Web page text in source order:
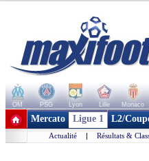
OM PSG Lyon Lille Monaco
+ de clubs
Mercato Ligue 1 L2/
Actualité | Résultats &